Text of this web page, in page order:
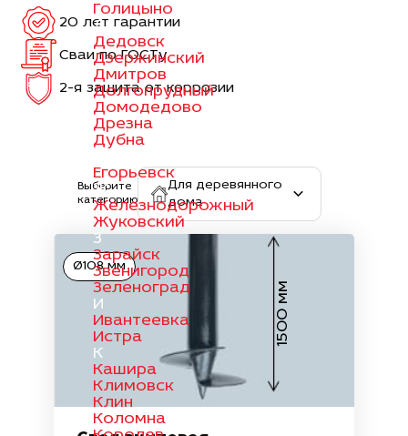
Голицыно
Д
Дедовск
Дзержинский
Дмитров
Долгопрудный
Домодедово
Дрезна
Дубна
Егорьевск
Ж
Железнодорожный
Жуковский
З
Зарайск
Звенигород
Зеленоград
И
Ивантеевка
Истра
К
Кашира
Климовск
Клин
Коломна
20 лет гарантии
Сваи по ГОСТу
2-я защита от коррозии
Выберите
категорию
Для деревянного
дома
1500 мм
Ø108 мм